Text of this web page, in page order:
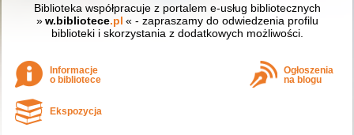
Biblioteka współpracuje z portalem e-usług bibliotecznych
» w.bibliotece.pl « - zapraszamy do odwiedzenia profilu
biblioteki i skorzystania z dodatkowych możliwości.
Informacje
o bibliotece
Ogłoszenia
na blogu
Ekspozycja